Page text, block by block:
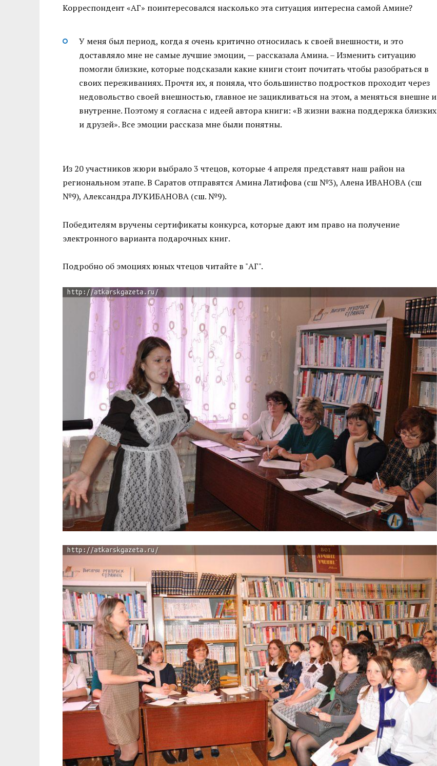
Корреспондент «АГ» поинтересовался насколько эта ситуация интересна самой Амине?
У меня был период, когда я очень критично относилась к своей внешности, и это
доставляло мне не самые лучшие эмоции, — рассказала Амина. – Изменить ситуацию
помогли близкие, которые подсказали какие книги стоит почитать чтобы разобраться в
своих переживаниях. Прочтя их, я поняла, что большинство подростков проходит через
недовольство своей внешностью, главное не зацикливаться на этом, а меняться внешне и
внутренне. Поэтому я согласна с идеей автора книги: «В жизни важна поддержка близких
и друзей». Все эмоции рассказа мне были понятны.
Из 20 участников жюри выбрало 3 чтецов, которые 4 апреля представят наш район на
региональном этапе. В Саратов отправятся Амина Латифова (сш №3), Алена ИВАНОВА (сш
№9), Александра ЛУКИБАНОВА (сш. №9).
Победителям вручены сертификаты конкурса, которые дают им право на получение
электронного варианта подарочных книг.
Подробно об эмоциях юных чтецов читайте в "АГ".